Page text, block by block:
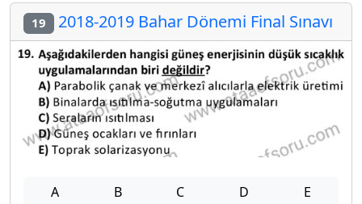
19 2018-2019 Bahar Dönemi Final Sınavı
A B C D E